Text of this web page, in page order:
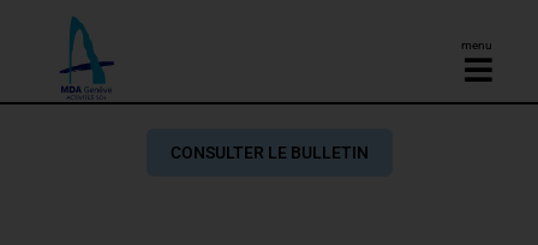
menu
CONSULTER LE BULLETIN